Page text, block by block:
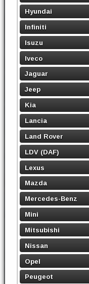
Hyundai
Infiniti
Isuzu
Iveco
Jaguar
Jeep
Kia
Lancia
Land Rover
LDV (DAF)
Lexus
Mazda
Mercedes-Benz
Mini
Mitsubishi
Nissan
Opel
Peugeot